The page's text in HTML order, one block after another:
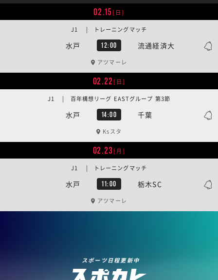
02.15[日]
水戸 12:00 流通経済大
J1 | トレーニングマッチ
アツマーレ
02.22[日]
水戸 14:00 千葉
J1 | 百年構想リーグ EASTグループ 第3節
Ksスタ
02.23[月]
水戸 11:00 栃木SC
J1 | トレーニングマッチ
アツマーレ
スポーツ日程更新中